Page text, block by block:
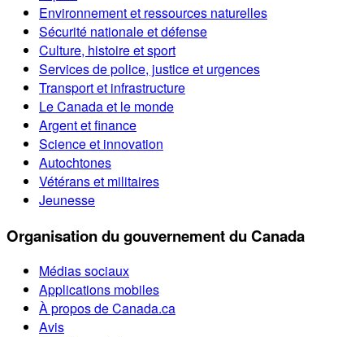
Environnement et ressources naturelles
Sécurité nationale et défense
Culture, histoire et sport
Services de police, justice et urgences
Transport et infrastructure
Le Canada et le monde
Argent et finance
Science et innovation
Autochtones
Vétérans et militaires
Jeunesse
Organisation du gouvernement du Canada
Médias sociaux
Applications mobiles
À propos de Canada.ca
Avis